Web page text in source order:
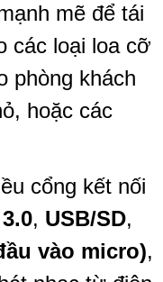
mẽ để tái
các loại loa cỡ
phòng khách
hoặc các
cổng kết nối
, USB/SD,
vào micro),